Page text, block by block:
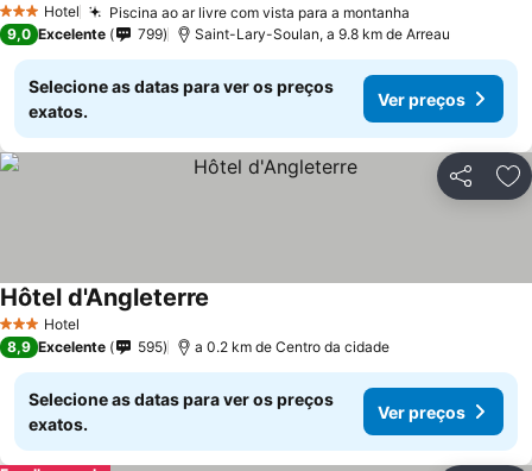
3 EstrelasHotel Piscina ao ar livre com vista para a montanha
9,0 Excelente 799 Saint-Lary-Soulan, a 9.8 km de Arreau
Selecione as datas para ver os preços
exatos.
Ver preços
Partilhar
3 EstrelasHotel
Hôtel d'Angleterre
8,9 Excelente 595 a 0.2 km de Centro da cidade
Selecione as datas para ver os preços
exatos.
Ver preços